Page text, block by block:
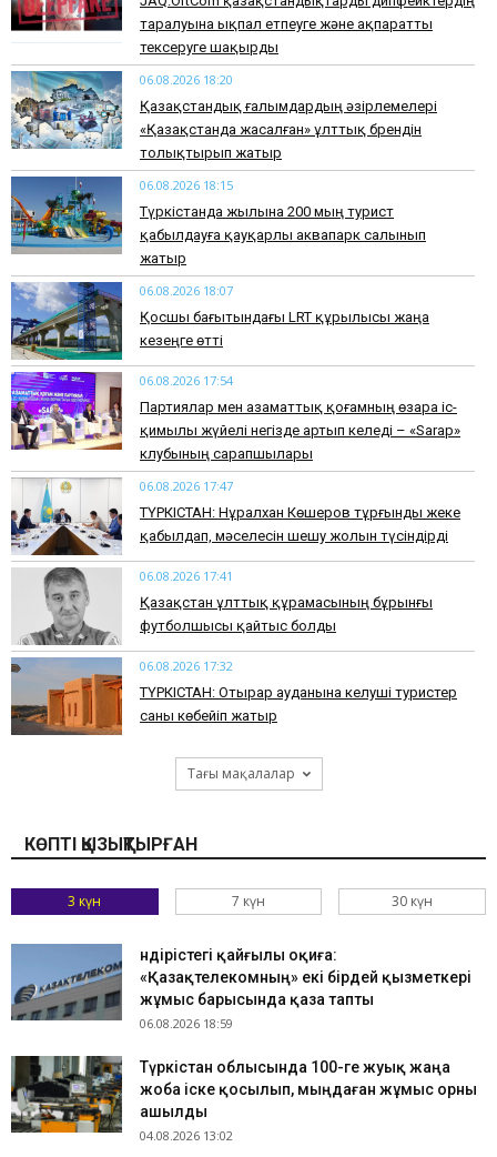
таралуына ықпал етпеуге және ақпаратты
тексеруге шақырды
06.08.2026 18:20
Қазақстандық ғалымдардың әзірлемелері
«Қазақстанда жасалған» ұлттық брендін
толықтырып жатыр
06.08.2026 18:15
Түркістанда жылына 200 мың турист
қабылдауға қауқарлы аквапарк салынып
жатыр
06.08.2026 18:07
Қосшы бағытындағы LRT құрылысы жаңа
кезеңге өтті
06.08.2026 17:54
Партиялар мен азаматтық қоғамның өзара іс-
қимылы жүйелі негізде артып келеді – «Sarap»
клубының сарапшылары
06.08.2026 17:47
ТҮРКІСТАН: Нұралхан Көшеров тұрғынды жеке
қабылдап, мәселесін шешу жолын түсіндірді
06.08.2026 17:41
Қазақстан ұлттық құрамасының бұрынғы
футболшысы қайтыс болды
06.08.2026 17:32
ТҮРКІСТАН: Отырар ауданына келуші туристер
саны көбейіп жатыр
Тағы мақалалар
КӨПТІ ҚЫЗЫҚТЫРҒАН
3 күн 7 күн 30 күн
Өндірістегі қайғылы оқиға:
«Қазақтелекомның» екі бірдей қызметкері
жұмыс барысында қаза тапты
06.08.2026 18:59
Түркістан облысында 100-ге жуық жаңа
жоба іске қосылып, мыңдаған жұмыс орны
ашылды
04.08.2026 13:02